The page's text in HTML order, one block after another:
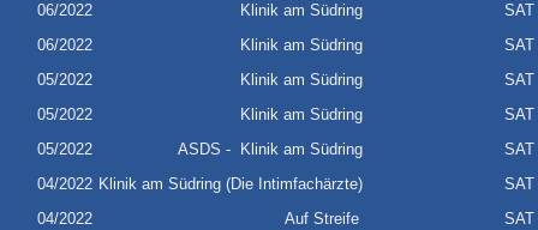
06/2022
Klinik am Südring
SAT
06/2022
Klinik am Südring
SAT
05/2022
Klinik am Südring
SAT
05/2022
Klinik am Südring
SAT
05/2022
ASDS - Klinik am Südring
SAT
04/2022 Klinik am Südring (Die Intimfachärzte)
SAT
04/2022
Auf Streife
SAT